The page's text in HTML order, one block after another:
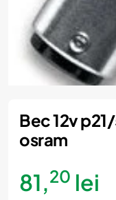
Bec 12v
osram
81,20 lei